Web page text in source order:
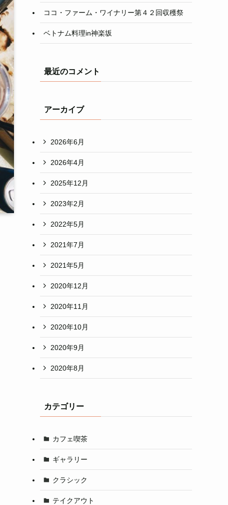
ココ・ファーム・ワイナリー第４２回収穫祭
ベトナム料理in神楽坂
最近のコメント
アーカイブ
2026年6月
2026年4月
2025年12月
2023年2月
2022年5月
2021年7月
2021年5月
2020年12月
2020年11月
2020年10月
2020年9月
2020年8月
カテゴリー
カフェ喫茶
ギャラリー
クラシック
テイクアウト